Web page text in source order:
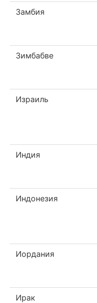
Замбия
Зимбабве
Израиль
Индия
Индонезия
Иордания
Ирак